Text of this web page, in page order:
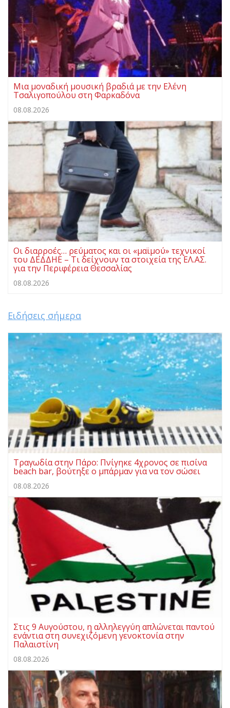
Μια μοναδική μουσική βραδιά με την Ελένη
Τσαλιγοπούλου στη Φαρκαδόνα
08.08.2026
Οι διαρροές… ρεύματος και οι «μαϊμού» τεχνικοί
του ΔΕΔΔΗΕ – Τι δείχνουν τα στοιχεία της ΕΛ.ΑΣ.
για την Περιφέρεια Θεσσαλίας
08.08.2026
Ειδήσεις σήμερα
Τραγωδία στην Πάρο: Πνίγηκε 4χρονος σε πισίνα
beach bar, βούτηξε ο μπάρμαν για να τον σώσει
08.08.2026
Στις 9 Αυγούστου, η αλληλεγγύη απλώνεται παντού
ενάντια στη συνεχιζόμενη γενοκτονία στην
Παλαιστίνη
08.08.2026